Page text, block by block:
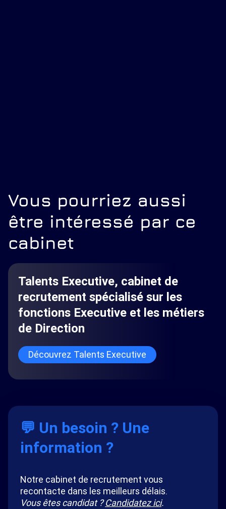
Vous pourriez aussi
être intéressé par ce
cabinet
Talents Executive, cabinet de
recrutement spécialisé sur les
fonctions Executive et les métiers
de Direction
Découvrez Talents Executive
💬 Un besoin ? Une
information ?
Notre cabinet de recrutement vous
recontacte dans les meilleurs délais.
Vous êtes candidat ?Candidatez ici.